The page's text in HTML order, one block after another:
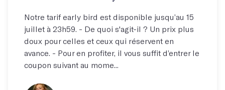
Notre tarif early bird est disponible jusqu’au 15
juillet à 23h59. - De quoi s'agit-il ? Un prix plus
doux pour celles et ceux qui réservent en
avance. - Pour en profiter, il vous suffit d’entrer le
coupon suivant au mome...